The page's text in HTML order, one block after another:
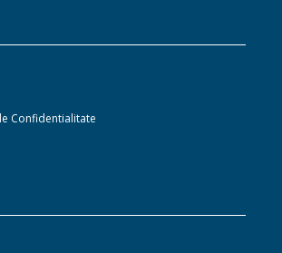
Confidentialitate